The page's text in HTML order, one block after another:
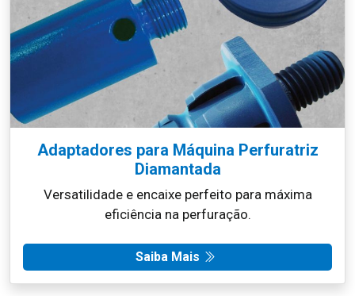
Adaptadores para Máquina Perfuratriz
Diamantada
Versatilidade e encaixe perfeito para máxima
eficiência na perfuração.
Saiba Mais